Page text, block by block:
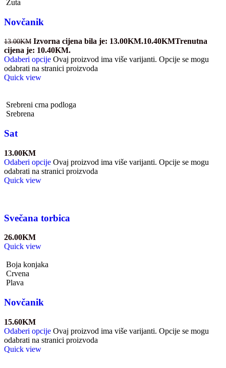
Žuta
Novčanik
13.00KM Izvorna cijena bila je: 13.00KM.10.40KMTrenutna
cijena je: 10.40KM.
Odaberi opcije Ovaj proizvod ima više varijanti. Opcije se mogu
odabrati na stranici proizvoda
Quick view
Srebreni crna podloga
Srebrena
Sat
13.00KM
Odaberi opcije Ovaj proizvod ima više varijanti. Opcije se mogu
odabrati na stranici proizvoda
Quick view
Svečana torbica
26.00KM
Quick view
Boja konjaka
Crvena
Plava
Novčanik
15.60KM
Odaberi opcije Ovaj proizvod ima više varijanti. Opcije se mogu
odabrati na stranici proizvoda
Quick view